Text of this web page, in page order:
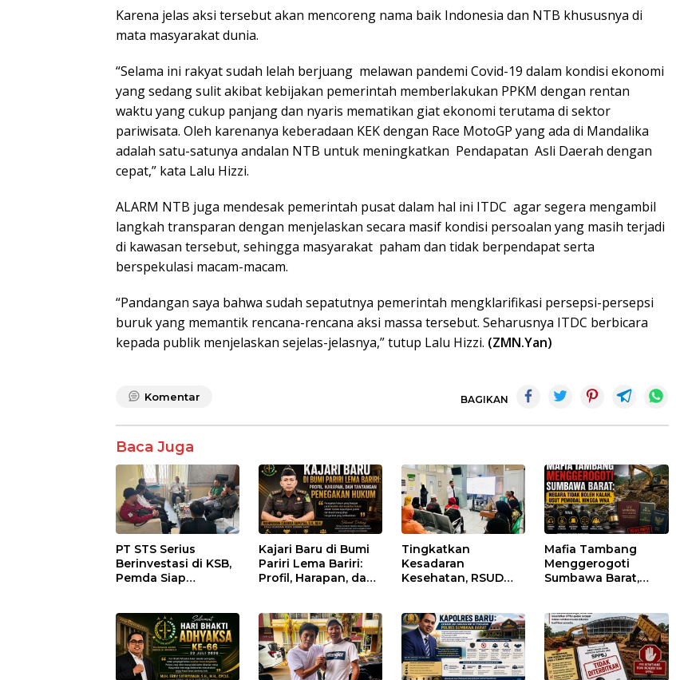
Karena jelas aksi tersebut akan mencoreng nama baik Indonesia dan NTB khususnya di
mata masyarakat dunia.
“Selama ini rakyat sudah lelah berjuang melawan pandemi Covid-19 dalam kondisi ekonomi
yang sedang sulit akibat kebijakan pemerintah memberlakukan PPKM dengan rentan
waktu yang cukup panjang dan nyaris mematikan giat ekonomi terutama di sektor
pariwisata. Oleh karenanya keberadaan KEK dengan Race MotoGP yang ada di Mandalika
adalah satu-satunya andalan NTB untuk meningkatkan Pendapatan Asli Daerah dengan
cepat,” kata Lalu Hizzi.
ALARM NTB juga mendesak pemerintah pusat dalam hal ini ITDC agar segera mengambil
langkah transparan dengan menjelaskan secara masif kondisi persoalan yang masih terjadi
di kawasan tersebut, sehingga masyarakat paham dan tidak berpendapat serta
berspekulasi macam-macam.
“Pandangan saya bahwa sudah sepatutnya pemerintah mengklarifikasi persepsi-persepsi
buruk yang memantik rencana-rencana aksi massa tersebut. Seharusnya ITDC berbicara
kepada publik menjelaskan sejelas-jelasnya,” tutup Lalu Hizzi. (ZMN.Yan)
Komentar BAGIKAN
Baca Juga
PT STS Serius
Berinvestasi di KSB,
Pemda Siap
Kepatuhan Regulasi
Kajari Baru di Bumi
Pariri Lema Bariri:
Profil, Harapan, dan
Tingkatkan
Kesadaran
Kesehatan, RSUD
Diabetes Melitus
pada Lansia
Mafia Tambang
Menggerogoti
Sumbawa Barat,
hingga WNA